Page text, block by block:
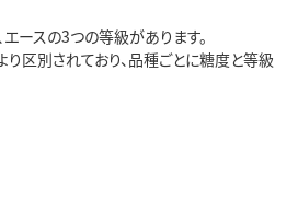
エースの3つの等級があります。
区別されており、品種ごとに糖度と等級